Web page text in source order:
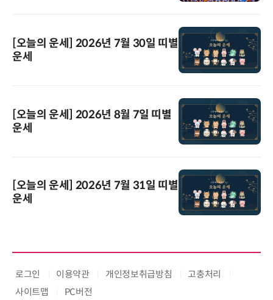
[오늘의 운세] 2026년 7월 30일 띠별
운세
[오늘의 운세] 2026년 8월 7일 띠별
운세
[오늘의 운세] 2026년 7월 31일 띠별
운세
로그인 이용약관 개인정보취급방침
고충처리
사이트맵
PC버전